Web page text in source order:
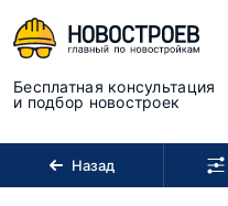
Бесплатная консультация
и подбор новостроек
Назад